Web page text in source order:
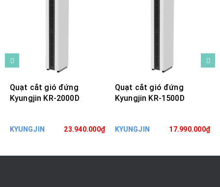
Quạt cắt gió đứng
Kyungjin KR-2000D
KYUNGJIN 23.940.000₫
Quạt cắt gió đứng
Kyungjin KR-1500D
KYUNGJIN 17.990.000₫